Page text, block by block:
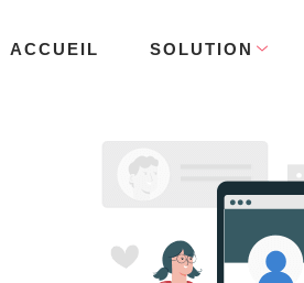
ACCUEIL SOLUTION